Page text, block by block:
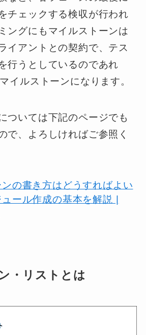
チェックする検収が行われ
ングにもマイルストーンは
イアントとの契約で、テス
行うとしているのであれ
イルストーンになります。
ついては下記のページでも
で、よろしければご参照く
の書き方はどうすればよい
ール作成の基本を解説 |
・リストとは